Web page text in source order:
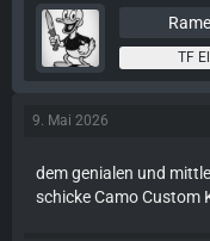
TF
9. Mai 2026
dem genialen und
schicke Camo Custom